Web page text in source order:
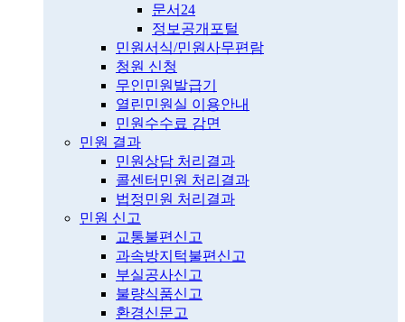
문서24
정보공개포털
민원서식/민원사무편람
청원 신청
무인민원발급기
열린민원실 이용안내
민원수수료 감면
민원 결과
민원상담 처리결과
콜센터민원 처리결과
법정민원 처리결과
민원 신고
교통불편신고
과속방지턱불편신고
부실공사신고
불량식품신고
환경신문고